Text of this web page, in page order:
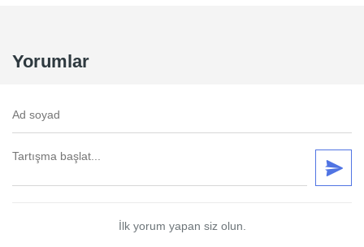
Yorumlar
İlk yorum yapan siz olun.